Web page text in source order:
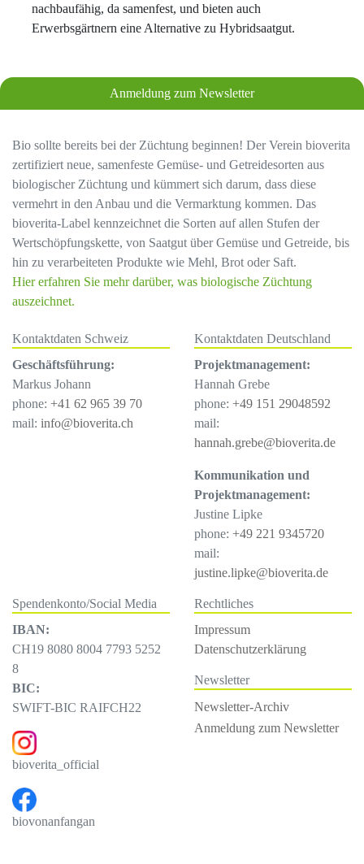
nachbaufähig, da samenfest, und bieten auch
Erwerbsgärtnern eine Alternative zu Hybridsaatgut.
Anmeldung zum Newsletter
Bio sollte bereits bei der Züchtung beginnen! Der Verein bioverita
zertifiziert neue, samenfeste Gemüse- und Getreidesorten aus
biologischer Züchtung und kümmert sich darum, dass diese
vermehrt in den Anbau und die Vermarktung kommen. Das
bioverita-Label kennzeichnet die Sorten auf allen Stufen der
Wertschöpfungskette, von Saatgut über Gemüse und Getreide, bis
hin zu verarbeiteten Produkte wie Mehl, Brot oder Saft.
Hier erfahren Sie mehr darüber, was biologische Züchtung
auszeichnet.
Kontaktdaten Schweiz
Geschäftsführung:
Markus Johann
phone: +41 62 965 39 70
mail: info@bioverita.ch
Kontaktdaten Deutschland
Projektmanagement:
Hannah Grebe
phone: +49 151 29048592
mail:
hannah.grebe@bioverita.de
Kommunikation und
Projektmanagement:
Justine Lipke
phone: +49 221 9345720
mail:
justine.lipke@bioverita.de
Spendenkonto/Social Media
IBAN:
CH19 8080 8004 7793 5252
8
BIC:
SWIFT-BIC RAIFCH22
bioverita_official
biovonanfangan
Rechtliches
Impressum
Datenschutzerklärung
Newsletter
Newsletter-Archiv
Anmeldung zum Newsletter